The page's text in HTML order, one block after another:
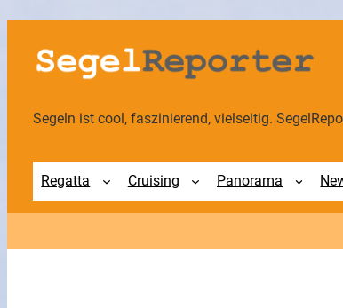
Zum
Inhalt
springen
Segeln ist cool, faszinierend, vielseitig.
Regatta Cruising Panorama